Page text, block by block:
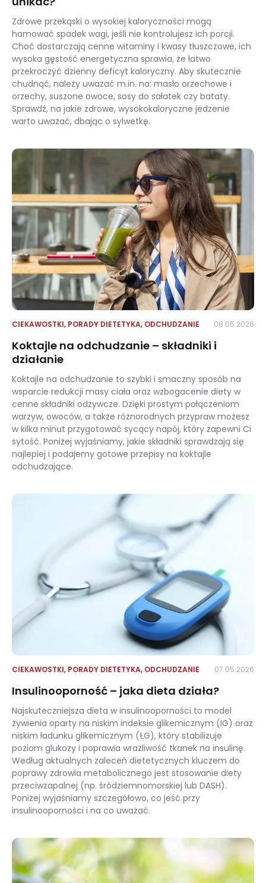
Zdrowe przekąski o wysokiej kaloryczności mogą
hamować spadek wagi, jeśli nie kontrolujesz ich porcji.
Choć dostarczają cenne witaminy i kwasy tłuszczowe, ich
wysoka gęstość energetyczna sprawia, że łatwo
przekroczyć dzienny deficyt kaloryczny. Aby skutecznie
chudnąć, należy uważać m.in. na: masło orzechowe i
orzechy, suszone owoce, sosy do sałatek czy bataty.
Sprawdź, na jakie zdrowe, wysokokaloryczne jedzenie
warto uważać, dbając o sylwetkę.
CIEKAWOSTKI, PORADY DIETETYKA, ODCHUDZANIE 08.05.2026
Koktajle na odchudzanie – składniki i
działanie
Koktajle na odchudzanie to szybki i smaczny sposób na
wsparcie redukcji masy ciała oraz wzbogacenie diety w
cenne składniki odżywcze. Dzięki prostym połączeniom
warzyw, owoców, a także różnorodnych przypraw możesz
w kilka minut przygotować sycący napój, który zapewni Ci
sytość. Poniżej wyjaśniamy, jakie składniki sprawdzają się
najlepiej i podajemy gotowe przepisy na koktajle
odchudzające.
CIEKAWOSTKI, PORADY DIETETYKA, ODCHUDZANIE 07.05.2026
Insulinooporność – jaka dieta działa?
Najskuteczniejsza dieta w insulinooporności to model
żywienia oparty na niskim indeksie glikemicznym (IG) oraz
niskim ładunku glikemicznym (ŁG), który stabilizuje
poziom glukozy i poprawia wrażliwość tkanek na insulinę.
Według aktualnych zaleceń dietetycznych kluczem do
poprawy zdrowia metabolicznego jest stosowanie diety
przeciwzapalnej (np. śródziemnomorskiej lub DASH).
Poniżej wyjaśniamy szczegółowo, co jeść przy
insulinooporności i na co uważać.